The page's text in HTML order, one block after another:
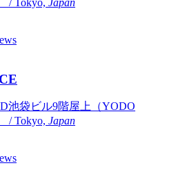
池袋ビル9階屋上（YODO
/ Tokyo, Japan